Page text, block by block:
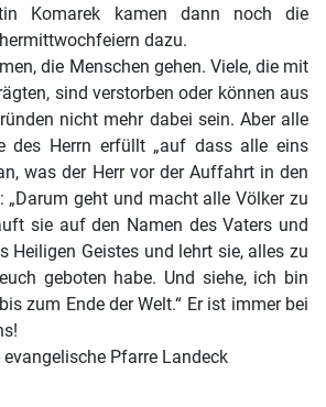
Komarek kamen dann noch die
dazu.
die Menschen gehen. Viele, die mit
sind verstorben oder können aus
nicht mehr dabei sein. Aber alle
des Herrn erfüllt „auf dass alle eins
was der Herr vor der Auffahrt in den
„Darum geht und macht alle Völker zu
sie auf den Namen des Vaters und
Heiligen Geistes und lehrt sie, alles zu
geboten habe. Und siehe, ich bin
zum Ende der Welt.“ Er ist immer bei
evangelische Pfarre Landeck